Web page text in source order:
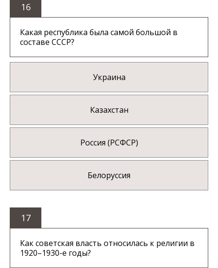
16
Какая республика была самой большой в
составе СССР?
Украина
Казахстан
Россия (РСФСР)
Белоруссия
17
Как советская власть относилась к религии в
1920–1930-е годы?